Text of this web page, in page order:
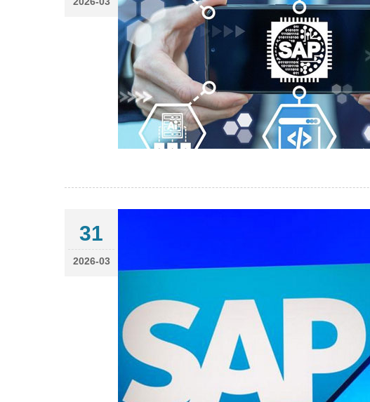
31
2026-03